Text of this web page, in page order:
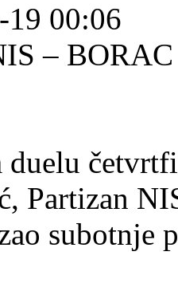
19 00:06
–
duelu
Partizan